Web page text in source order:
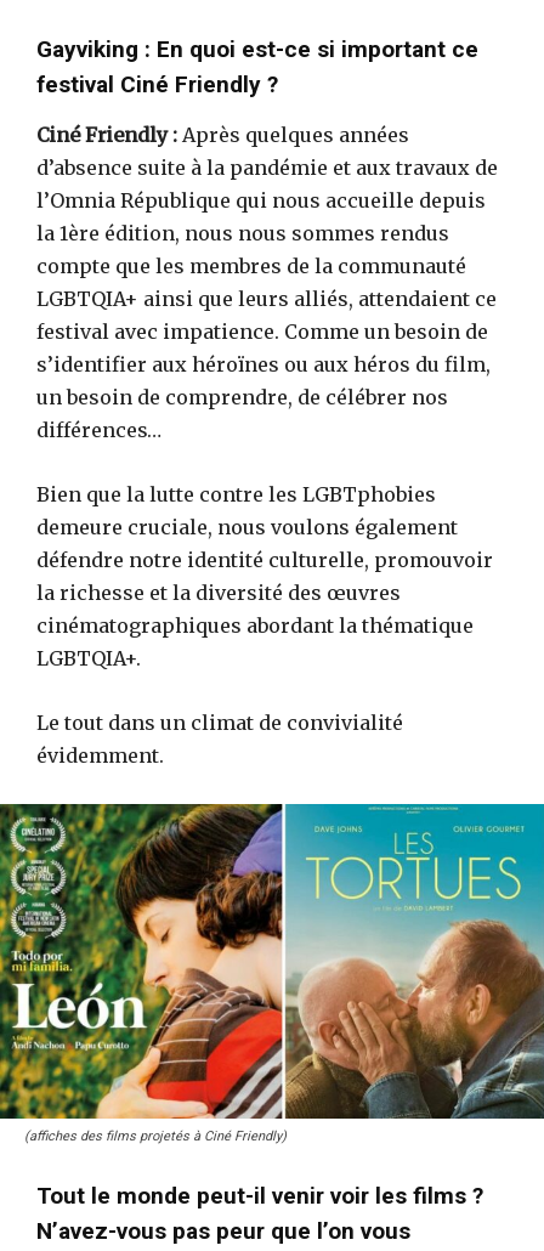
Gayviking : En quoi est-ce si important ce
festival Ciné Friendly ?
Ciné Friendly : Après quelques années
d’absence suite à la pandémie et aux travaux de
l’Omnia République qui nous accueille depuis
la 1ère édition, nous nous sommes rendus
compte que les membres de la communauté
LGBTQIA+ ainsi que leurs alliés, attendaient ce
festival avec impatience. Comme un besoin de
s’identifier aux héroïnes ou aux héros du film,
un besoin de comprendre, de célébrer nos
différences…
Bien que la lutte contre les LGBTphobies
demeure cruciale, nous voulons également
défendre notre identité culturelle, promouvoir
la richesse et la diversité des œuvres
cinématographiques abordant la thématique
LGBTQIA+.
Le tout dans un climat de convivialité
évidemment.
(affiches des films projetés à Ciné Friendly)
Tout le monde peut-il venir voir les films ?
N’avez-vous pas peur que l’on vous